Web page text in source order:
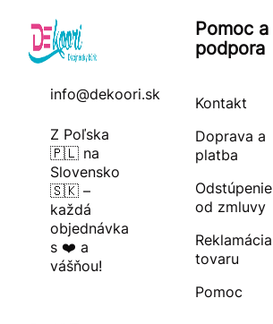
info@dekoori.sk
Z Poľska
🇵🇱 na
Slovensko
🇸🇰 –
každá
objednávka
s ❤️ a
vášňou!
Pomoc a
podpora
Kontakt
Doprava a
platba
Odstúpenie
od zmluvy
Reklamácia
tovaru
Pomoc